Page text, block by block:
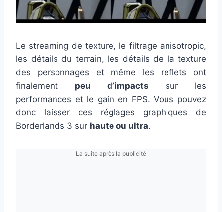
Le streaming de texture, le filtrage anisotropic,
les détails du terrain, les détails de la texture
des personnages et même les reflets ont
finalement peu d’impacts sur les
performances et le gain en FPS. Vous pouvez
donc laisser ces réglages graphiques de
Borderlands 3 sur haute ou ultra.
La suite après la publicité